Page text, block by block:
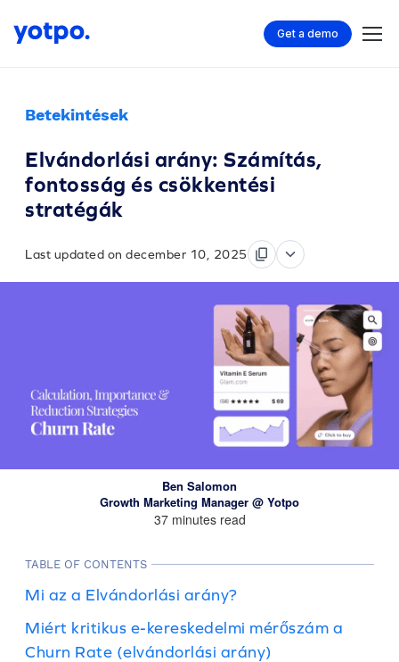
Get a demo
Betekintések
Elvándorlási arány: Számítás,
fontosság és csökkentési
stratégák
Last updated on december 10, 2025
Ben Salomon
Growth Marketing Manager @ Yotpo
37 minutes read
TABLE OF CONTENTS
Mi az a Elvándorlási arány?
Miért kritikus e-kereskedelmi mérőszám a
Churn Rate (elvándorlási arány)